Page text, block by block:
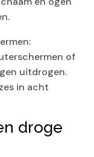
of
uitdrogen.
in acht
droge